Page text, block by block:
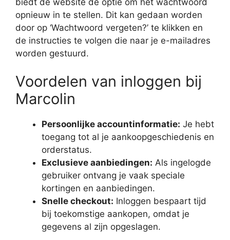
opnieuw in te stellen. Dit kan gedaan worden
door op ‘Wachtwoord vergeten?’ te klikken en
de instructies te volgen die naar je e-mailadres
worden gestuurd.
Voordelen van inloggen bij
Marcolin
Persoonlijke accountinformatie: Je hebt
toegang tot al je aankoopgeschiedenis en
orderstatus.
Exclusieve aanbiedingen: Als ingelogde
gebruiker ontvang je vaak speciale
kortingen en aanbiedingen.
Snelle checkout: Inloggen bespaart tijd
bij toekomstige aankopen, omdat je
gegevens al zijn opgeslagen.